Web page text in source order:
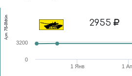
Арт.
75-016tin 2955
1 Янв 1
0
3200